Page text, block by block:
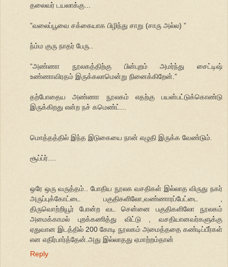
தலைவர் டயலாக்கு...
”வலைப்பூவை சக்கையாக பிழிந்து சாறு (சாரு அல்ல) ”
ந்ம்ம குரு நாதர் பேரு..
”அண்ணா நூலகத்திற்கு பின்புறம் அமர்ந்து சைட்டிஷ்
உண்ணாவிரதம் இருக்கலாமென்று நினைக்கிறேன்.”
தற்போதைய அண்ணா நூலகம் எதற்கு பயன்பட்டுக்கொண்டு
இருக்கிறது என்ற நச் கமெண்ட்...
மொத்தத்தில் இந்த இடுகையை நான் எழுதி இருக்க வேண்டும்.
சூப்ப்ர்....
ஒரே ஒரு வருத்தம்.. போதிய நூலக வசதிகள் இல்லாத விருது நகர்
அருப்புக்கோட்டை பகுதிகளிலோ,வண்ணாரப்பேட்டை ,
திருவொற்றியூர் போன்ற வட சென்னை பகுதிகளிலோ நூலகம்
அமைக்காமல் புறக்கணித்து விட்டு , வசதியானவர்களுக்கு
ஏதுவான இடத்தில் 200 கோடி நூலகம் அமைத்ததை கண்டிப்பீர்கள்
என எதிர்பார்த்தேன்.அது இல்லாதது ஏமாற்றம்தான்
Reply